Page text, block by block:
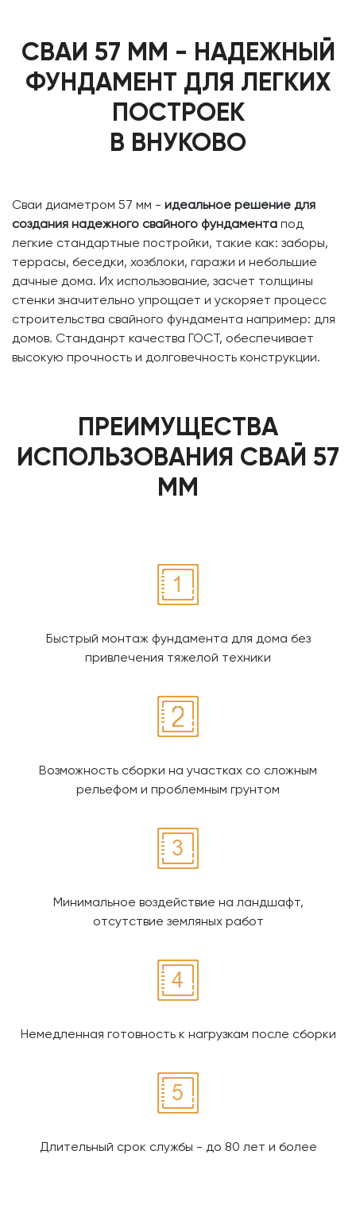
СВАИ 57 ММ - НАДЕЖНЫЙ
ФУНДАМЕНТ ДЛЯ ЛЕГКИХ
ПОСТРОЕК
В ВНУКОВО
Сваи диаметром 57 мм - идеальное решение для
создания надежного свайного фундамента под
легкие стандартные постройки, такие как: заборы,
террасы, беседки, хозблоки, гаражи и небольшие
дачные дома. Их использование, засчет толщины
стенки значительно упрощает и ускоряет процесс
строительства свайного фундамента например: для
домов. Станданрт качества ГОСТ, обеспечивает
высокую прочность и долговечность конструкции.
ПРЕИМУЩЕСТВА
ИСПОЛЬЗОВАНИЯ СВАЙ 57
ММ
Быстрый монтаж фундамента для дома без
привлечения тяжелой техники
Возможность сборки на участках со сложным
рельефом и проблемным грунтом
Минимальное воздействие на ландшафт,
отсутствие земляных работ
Немедленная готовность к нагрузкам после сборки
Длительный срок службы - до 80 лет и более